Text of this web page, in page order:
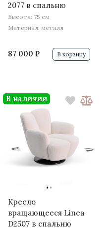
2077 в спальню
Высота: 75 см
Материал: металл
87 000 ₽ В корзину
··
Кресло
вращающееся Linea
D2507 в спальню
В наличии